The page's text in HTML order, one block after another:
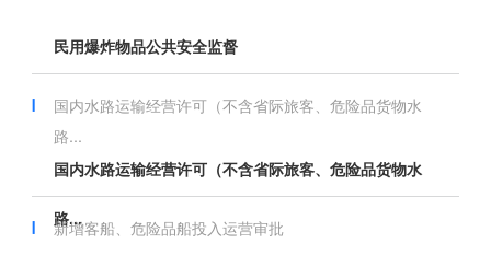
民用爆炸物品公共安全监督
国内水路运输经营许可（不含省际旅客、危险品货物水
路...
国内水路运输经营许可（不含省际旅客、危险品货物水
路...
新增客船、危险品船投入运营审批